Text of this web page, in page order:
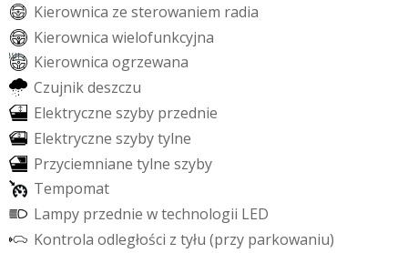
Kierownica ze sterowaniem radia
Kierownica wielofunkcyjna
Kierownica ogrzewana
Czujnikdeszczu
Elektryczne szyby przednie
Elektryczne szybytylne
Przyciemniane tylne szyby
Tempomat
Lampy przednie wtechnologii LED
Kontrola odległości z tyłu (przy parkowaniu)